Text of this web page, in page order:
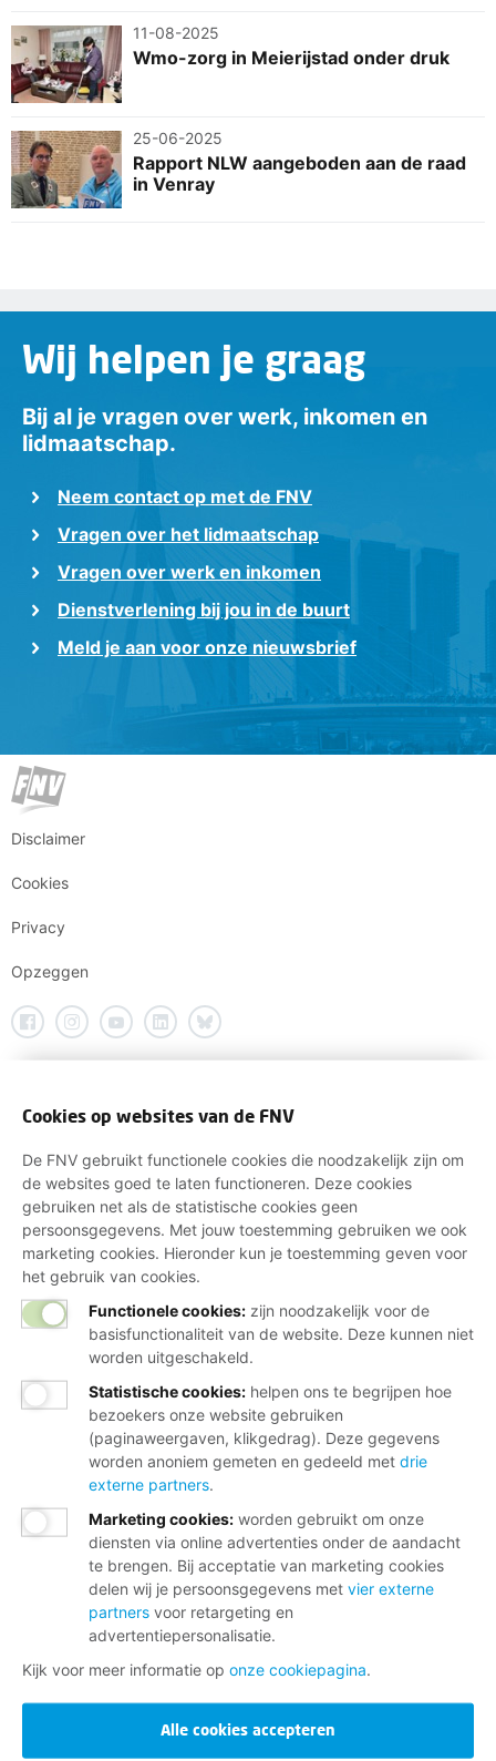
11-08-2025
Wmo-zorg in Meierijstad onder druk
25-06-2025
Rapport NLW aangeboden aan de raad
in Venray
Wij helpen je graag
Bij al je vragen over werk, inkomen en
lidmaatschap.
Neem contact op met de FNV
Vragen over het lidmaatschap
Vragen over werk en inkomen
Dienstverlening bij jou in de buurt
Meld je aan voor onze nieuwsbrief
Disclaimer
Cookies
Privacy
Opzeggen
Cookies op websites van de FNV
De FNV gebruikt functionele cookies die noodzakelijk zijn om
de websites goed te laten functioneren. Deze cookies
gebruiken net als de statistische cookies geen
persoonsgegevens. Met jouw toestemming gebruiken we ook
marketing cookies. Hieronder kun je toestemming geven voor
het gebruik van cookies.
Functionele cookies: zijn noodzakelijk voor de
basisfunctionaliteit van de website. Deze kunnen niet
worden uitgeschakeld.
Statistische cookies: helpen ons te begrijpen hoe
bezoekers onze website gebruiken
(paginaweergaven, klikgedrag). Deze gegevens
worden anoniem gemeten en gedeeld met drie
externe partners.
Marketing cookies: worden gebruikt om onze
diensten via online advertenties onder de aandacht
te brengen. Bij acceptatie van marketing cookies
delen wij je persoonsgegevens met vier externe
partners voor retargeting en
advertentiepersonalisatie.
Kijk voor meer informatie op onze cookiepagina.
Alle cookies accepteren